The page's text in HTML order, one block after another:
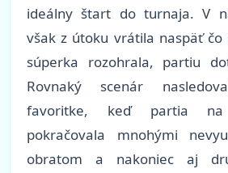
ideálny štart do turnaja. V
však z útoku vrátila naspäť čo
súperka rozohrala, partiu
Rovnaký scenár
favoritke, keď partia
pokračovala mnohými
obratom a nakoniec aj